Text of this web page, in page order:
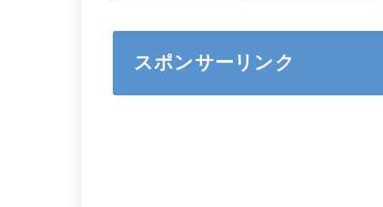
スポンサーリンク